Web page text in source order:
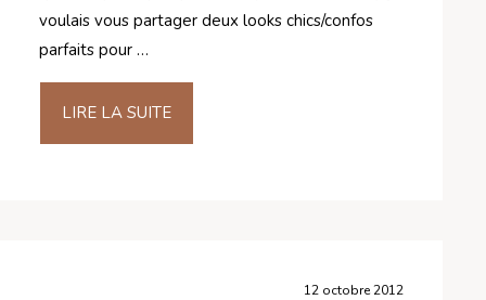
voulais vous partager deux looks chics/confos
parfaits pour …
LIRE LA SUITE
12 octobre 2012